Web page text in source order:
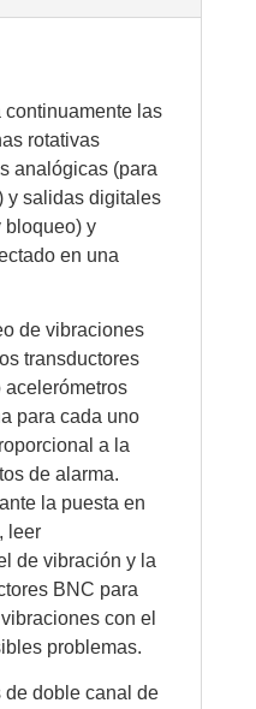
continuamente las
rotativas
analógicas (para
y salidas digitales
bloqueo) y
en una
de vibraciones
transductores
para cada uno
a la
de alarma.
la puesta en
leer
de vibración y la
BNC para
con el
problemas.
doble canal de